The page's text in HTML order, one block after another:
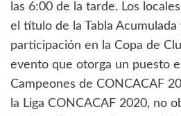
las 6:00 de la tarde. Los
el título de la Tabla
participación en la Copa de
evento que otorga un puesto
Campeones de CONCACAF
la Liga CONCACAF 2020, no